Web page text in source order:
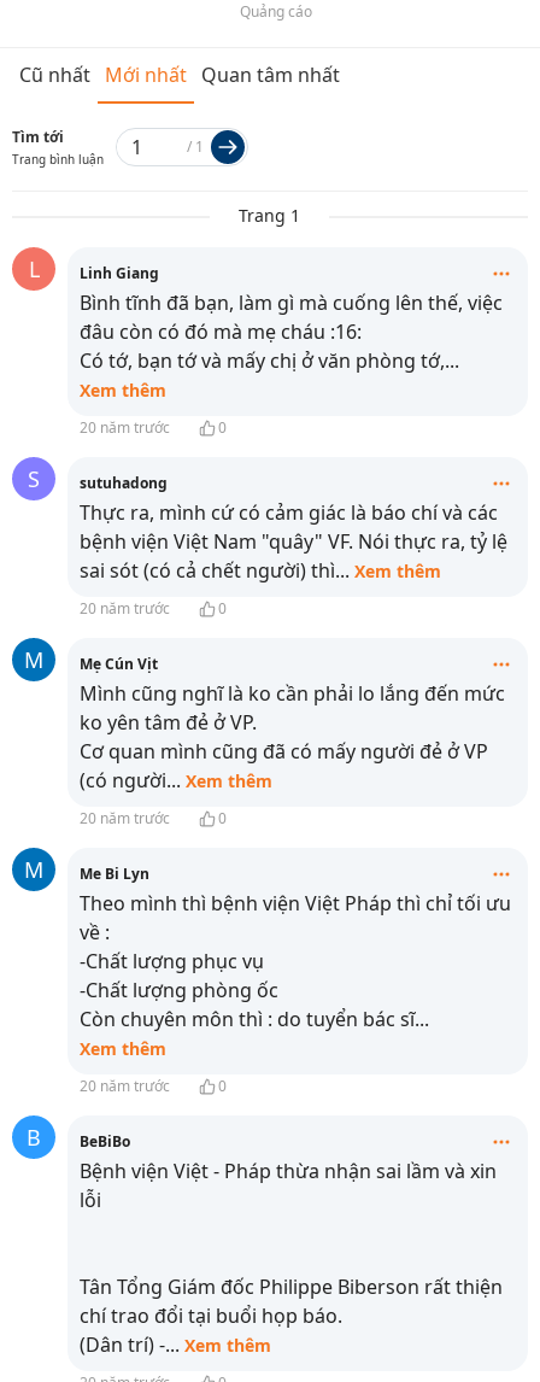
Quảng cáo
Cũ nhất Mới nhất Quan tâm nhất
Tìm tới
Trang bình luận
/ 1
Trang 1
L Linh Giang
Bình tĩnh đã bạn, làm gì mà cuống lên thế, việc
đâu còn có đó mà mẹ cháu :16:
Có tớ, bạn tớ và mấy chị ở văn phòng tớ,...
Xem thêm
20 năm trước 0
S sutuhadong
Thực ra, mình cứ có cảm giác là báo chí và các
bệnh viện Việt Nam "quây" VF. Nói thực ra, tỷ lệ
sai sót (có cả chết người) thì... Xem thêm
20 năm trước 0
M Mẹ Cún Vịt
Mình cũng nghĩ là ko cần phải lo lắng đến mức
ko yên tâm đẻ ở VP.
Cơ quan mình cũng đã có mấy người đẻ ở VP
(có người... Xem thêm
20 năm trước 0
M Me Bi Lyn
Theo mình thì bệnh viện Việt Pháp thì chỉ tối ưu
về :
-Chất lượng phục vụ
-Chất lượng phòng ốc
Còn chuyên môn thì : do tuyển bác sĩ...
Xem thêm
20 năm trước 0
B BeBiBo
Bệnh viện Việt - Pháp thừa nhận sai lầm và xin
lỗi
Tân Tổng Giám đốc Philippe Biberson rất thiện
chí trao đổi tại buổi họp báo.
(Dân trí) -... Xem thêm